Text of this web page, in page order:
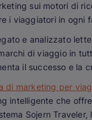
sui motori di
i viaggiatori in ogni
e analizzato
di viaggio in
il successo e la
di marketing per
intelligente che offre
Sojern